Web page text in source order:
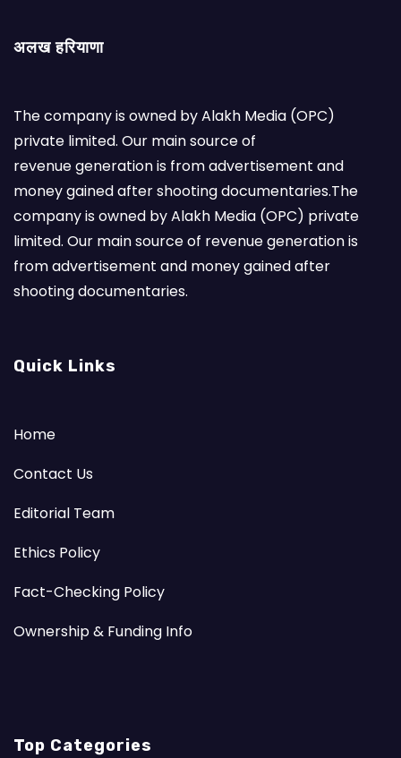
अलख हरियाणा
The company is owned by Alakh Media (OPC)
private limited. Our main source of
revenue generation is from advertisement and
money gained after shooting documentaries.The
company is owned by Alakh Media (OPC) private
limited. Our main source of revenue generation is
from advertisement and money gained after
shooting documentaries.
Quick Links
Home
Contact Us
Editorial Team
Ethics Policy
Fact-Checking Policy
Ownership & Funding Info
Top Categories